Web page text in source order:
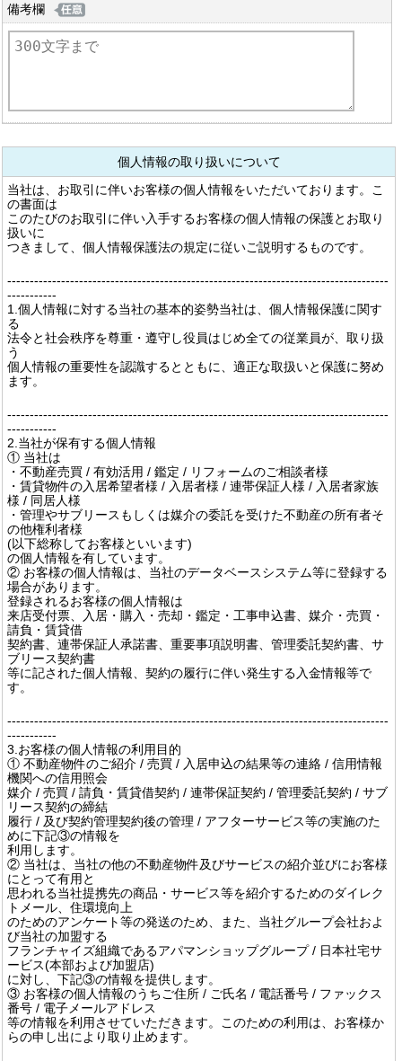
備考欄
個人情報の取り扱いについて
当社は、お取引に伴いお客様の個人情報をいただいております。こ
の書面は
このたびのお取引に伴い入手するお客様の個人情報の保護とお取り
扱いに
つきまして、個人情報保護法の規定に従いご説明するものです。
-------------------------------------------------------------------------------------
-----------
1.個人情報に対する当社の基本的姿勢当社は、個人情報保護に関す
る
法令と社会秩序を尊重・遵守し役員はじめ全ての従業員が、取り扱
う
個人情報の重要性を認識するとともに、適正な取扱いと保護に努め
ます。
-------------------------------------------------------------------------------------
-----------
2.当社が保有する個人情報
① 当社は
・不動産売買 / 有効活用 / 鑑定 / リフォームのご相談者様
・賃貸物件の入居希望者様 / 入居者様 / 連帯保証人様 / 入居者家族
様 / 同居人様
・管理やサブリースもしくは媒介の委託を受けた不動産の所有者そ
の他権利者様
(以下総称してお客様といいます)
の個人情報を有しています。
② お客様の個人情報は、当社のデータベースシステム等に登録する
場合があります。
登録されるお客様の個人情報は
来店受付票、入居・購入・売却・鑑定・工事申込書、媒介・売買・
請負・賃貸借
契約書、連帯保証人承諾書、重要事項説明書、管理委託契約書、サ
ブリース契約書
等に記された個人情報、契約の履行に伴い発生する入金情報等で
す。
-------------------------------------------------------------------------------------
-----------
3.お客様の個人情報の利用目的
① 不動産物件のご紹介 / 売買 / 入居申込の結果等の連絡 / 信用情報
機関への信用照会
媒介 / 売買 / 請負・賃貸借契約 / 連帯保証契約 / 管理委託契約 / サブ
リース契約の締結
履行 / 及び契約管理契約後の管理 / アフターサービス等の実施のた
めに下記③の情報を
利用します。
② 当社は、当社の他の不動産物件及びサービスの紹介並びにお客様
にとって有用と
思われる当社提携先の商品・サービス等を紹介するためのダイレク
トメール、住環境向上
のためのアンケート等の発送のため、また、当社グループ会社およ
び当社の加盟する
フランチャイズ組織であるアパマンショップグループ / 日本社宅サ
ービス(本部および加盟店)
に対し、下記③の情報を提供します。
③ お客様の個人情報のうちご住所 / ご氏名 / 電話番号 / ファックス
番号 / 電子メールアドレス
等の情報を利用させていただきます。このための利用は、お客様か
らの申し出により取り止めます。